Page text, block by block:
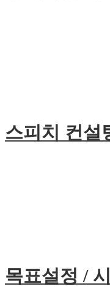
스피치 컨설
목표설정 /